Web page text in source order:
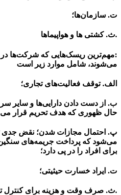
ت. سازمان­‌ها؛
.ث. کشتی ­ها و هواپیماها
:مهم‌­ترین ریسک‌هایی که شرکت‌ها در
می­‌شوند، شامل موارد زیر است
الف. توقف فعالیت­‌های تجاری؛
ب. از دست دادن دارایی­‌ها و سایر
حال ظهوری که هدف تحریم قرار می­
پ. احتمال مجازات شدن؛ نقض
می­‌شود که پرداخت جریمه­‌های
برای افراد را در پی دارد؛
ت. ایراد خسارت حیثیتی؛
.ث. صرف وقت و هزینه برای کنترل